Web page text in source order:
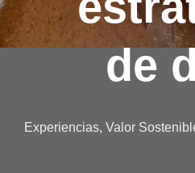
de
Experiencias, Valor